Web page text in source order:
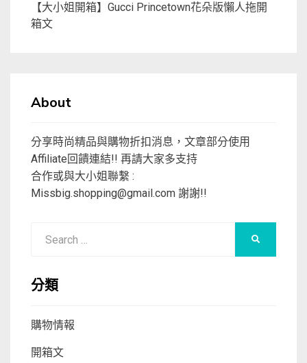
【大小姐開箱】Gucci Princetown花朵版懶人拖開
箱文
About
分享時尚精品與購物折扣消息，文章部分使用
Affiliate回饋連結!! 再請大家多支持
合作或與大小姐聯繫 :
Missbig.shopping@gmail.com 謝謝!!
分類
購物情報
開箱文